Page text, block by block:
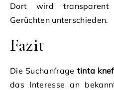
Dort wird transparent
Gerüchten unterschieden.
Fazit
Die Suchanfrage tinta
das Interesse an